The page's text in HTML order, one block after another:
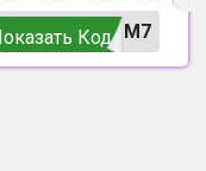
UM7
Код